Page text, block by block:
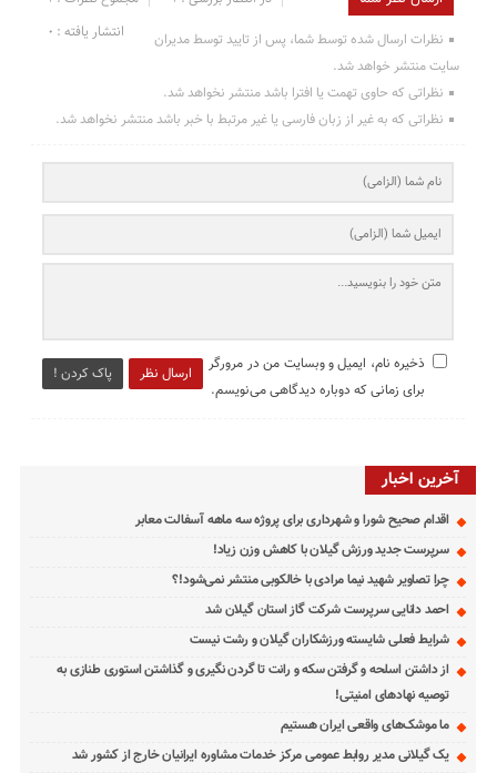
انتشار یافته : ۰
نظرات ارسال شده توسط شما، پس از تایید توسط مدیران
سایت منتشر خواهد شد.
نظراتی که حاوی تهمت یا افترا باشد منتشر نخواهد شد.
نظراتی که به غیر از زبان فارسی یا غیر مرتبط با خبر باشد منتشر نخواهد شد.
ارسال نظر پاک کردن !
ذخیره نام، ایمیل و وبسایت من در مرورگر
برای زمانی که دوباره دیدگاهی می‌نویسم.
آخرین اخبار
اقدام صحیح شورا و شهرداری برای پروژه سه ماهه آسفالت معابر
سرپرست جدید ورزش گیلان با کاهش وزن زیاد!
چرا تصاویر شهید نیما مرادی با خالکوبی منتشر نمی‌شود!؟
احمد دانایی سرپرست شرکت گاز استان گیلان شد
شرایط فعلی شایسته ورزشکاران گیلان و رشت نیست
از داشتن اسلحه و گرفتن سکه و رانت تا گردن نگیری و گذاشتن استوری طنازی به
توصیه نهادهای امنیتی!
ما موشک‌های واقعی ایران هستیم
یک گیلانی مدیر روابط عمومی مرکز خدمات مشاوره ایرانیان خارج از کشور شد